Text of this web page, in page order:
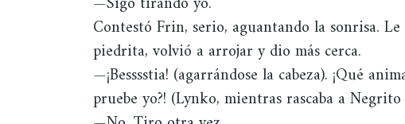
Contestó Frin, serio, aguantando la sonrisa.
piedrita, volvió a arrojar y dio más cerca.
—¡Besssstia! (agarrándose la cabeza). ¡Qué
pruebe yo?! (Lynko, mientras rascaba a